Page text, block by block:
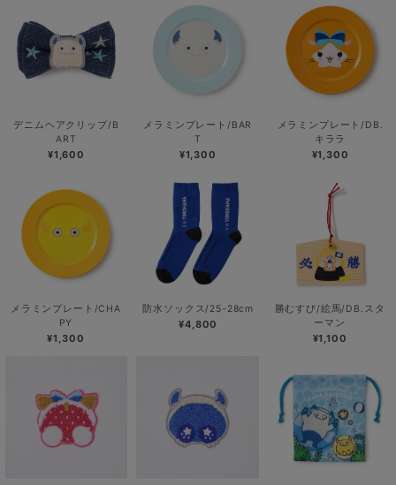
デニムヘアクリップ/B
ART
¥1,600
メラミンプレート/BAR
T
¥1,300
メラミンプレート/DB.
キララ
¥1,300
メラミンプレート/CHA
PY
¥1,300
防水ソックス/25-28cm
¥4,800
勝むすび/絵馬/DB.スタ
ーマン
¥1,100